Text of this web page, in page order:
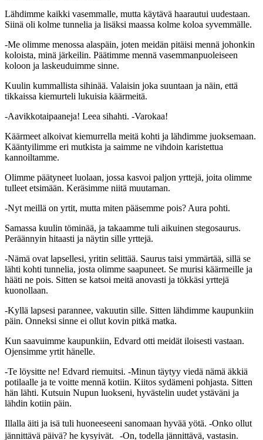
Lähdimme kaikki vasemmalle, mutta käytävä haarautui uudestaan.
Siinä oli kolme tunnelia ja lisäksi maassa kolme koloa syvemmälle.
-Me olimme menossa alaspäin, joten meidän pitäisi mennä johonkin
koloista, minä järkeilin. Päätimme mennä vasemmanpuoleiseen
koloon ja laskeuduimme sinne.
Kuulin kummallista sihinää. Valaisin joka suuntaan ja näin, että
tikkaissa kiemurteli lukuisia käärmeitä.
-Aavikkotaipaaneja! Leea sihahti. -Varokaa!
Käärmeet alkoivat kiemurrella meitä kohti ja lähdimme juoksemaan.
Kääntyilimme eri mutkista ja saimme ne vihdoin karistettua
kannoiltamme.
Olimme päätyneet luolaan, jossa kasvoi paljon yrttejä, joita olimme
tulleet etsimään. Keräsimme niitä muutaman.
-Nyt meillä on yrtit, mutta miten pääsemme pois? Aura pohti.
Samassa kuulin töminää, ja takaamme tuli aikuinen stegosaurus.
Peräännyin hitaasti ja näytin sille yrttejä.
-Nämä ovat lapsellesi, yritin selittää. Saurus taisi ymmärtää, sillä se
lähti kohti tunnelia, josta olimme saapuneet. Se murisi käärmeille ja
hääti ne pois. Sitten se katsoi meitä anovasti ja tökkäsi yrttejä
kuonollaan.
-Kyllä lapsesi parannee, vakuutin sille. Sitten lähdimme kaupunkiin
päin. Onneksi sinne ei ollut kovin pitkä matka.
Kun saavuimme kaupunkiin, Edvard otti meidät iloisesti vastaan.
Ojensimme yrtit hänelle.
-Te löysitte ne! Edvard riemuitsi. -Minun täytyy viedä nämä äkkiä
potilaalle ja te voitte mennä kotiin. Kiitos sydämeni pohjasta. Sitten
hän lähti. Kutsuin Nupun luokseni, hyvästelin uudet ystäväni ja
lähdin kotiin päin.
Illalla äiti ja isä tuli huoneeseeni sanomaan hyvää yötä. -Onko ollut
jännittävä päivä? he kysyivät. -On, todella jännittävä, vastasin.